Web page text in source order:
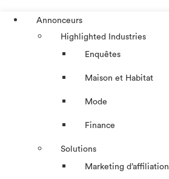
Annonceurs
Highlighted Industries
Enquêtes
Maison et Habitat
Mode
Finance
Solutions
Marketing d’affiliation